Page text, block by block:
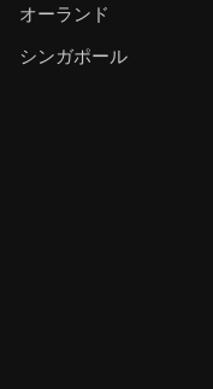
オーランド
シンガポール